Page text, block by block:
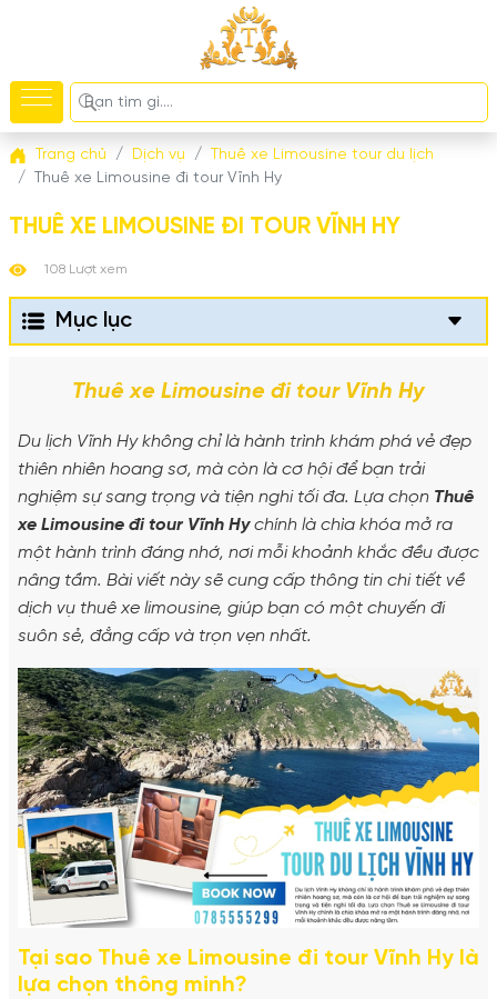
Trang chủ Dịch vụ
Thuê xe Limousine tour du lịch
Thuê xe Limousine đi tour Vĩnh Hy
THUÊ XE LIMOUSINE ĐI TOUR VĨNH HY
108 Lượt xem
Mục lục
Thuê xe Limousine đi tour Vĩnh Hy
Du lịch Vĩnh Hy không chỉ là hành trình khám phá vẻ đẹp
thiên nhiên hoang sơ, mà còn là cơ hội để bạn trải
nghiệm sự sang trọng và tiện nghi tối đa. Lựa chọn Thuê
xe Limousine đi tour Vĩnh Hychính là chìa khóa mở ra
một hành trình đáng nhớ, nơi mỗi khoảnh khắc đều được
nâng tầm. Bài viết này sẽ cung cấp thông tin chi tiết về
dịch vụ thuê xe limousine, giúp bạn có một chuyến đi
suôn sẻ, đẳng cấp và trọn vẹn nhất.
Tại sao Thuê xe Limousine đi tour Vĩnh Hy là
lựa chọn thông minh?